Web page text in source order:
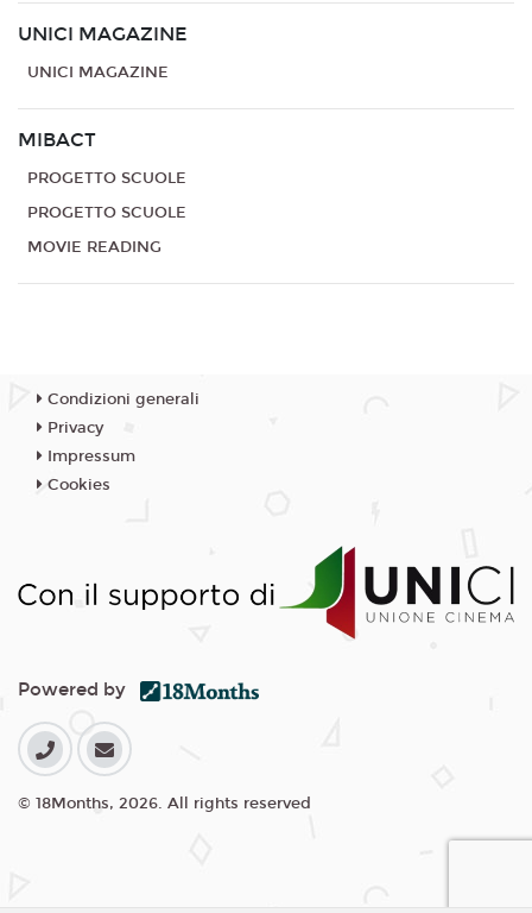
UNICI MAGAZINE
UNICI MAGAZINE
MIBACT
PROGETTO SCUOLE
PROGETTO SCUOLE
MOVIE READING
Condizioni generali
Privacy
Impressum
Cookies
Powered by
© 18Months, 2026. All rights reserved